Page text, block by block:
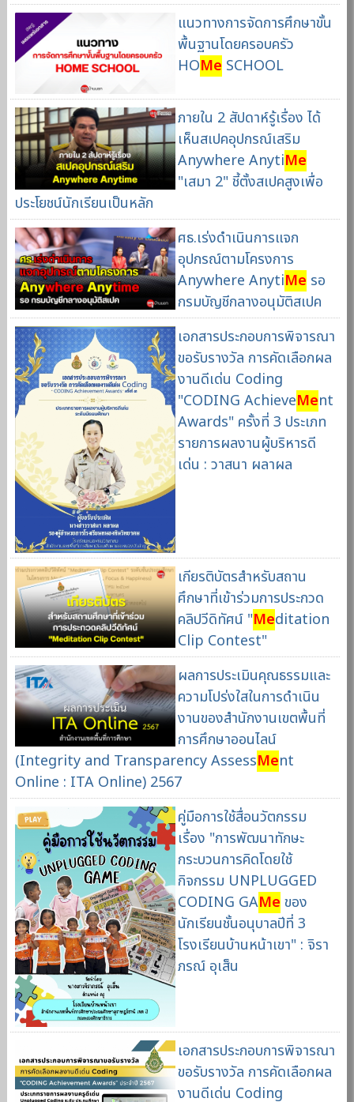
แนวทางการจัดการศึกษาขั้น
พื้นฐานโดยครอบครัว
HOMe SCHOOL
ภายใน 2 สัปดาห์รู้เรื่อง ได้
เห็นสเปคอุปกรณ์เสริม
Anywhere AnytiMe
"เสมา 2" ชี้ตั้งสเปคสูงเพื่อ
ประโยชน์นักเรียนเป็นหลัก
ศธ.เร่งดำเนินการแจก
อุปกรณ์ตามโครงการ
Anywhere AnytiMe รอ
กรมบัญชีกลางอนุมัติสเปค
เอกสารประกอบการพิจารณา
ขอรับรางวัล การคัดเลือกผล
งานดีเด่น Coding
"CODING AchieveMent
Awards" ครั้งที่ 3 ประเภท
รายการผลงานผู้บริหารดี
เด่น : วาสนา ผลาผล
เกียรติบัตรสำหรับสถาน
ศึกษาที่เข้าร่วมการประกวด
คลิปวีดิทัศน์ "Meditation
Clip Contest"
ผลการประเมินคุณธรรมและ
ความโปร่งใสในการดำเนิน
งานของสำนักงานเขตพื้นที่
การศึกษาออนไลน์
(Integrity and Transparency AssessMent
Online : ITA Online) 2567
คู่มือการใช้สื่อนวัตกรรม
เรื่อง "การพัฒนาทักษะ
กระบวนการคิดโดยใช้
กิจกรรม UNPLUGGED
CODING GAMe ของ
นักเรียนชั้นอนุบาลปีที่ 3
โรงเรียนบ้านหน้าเขา" : จิรา
ภรณ์ อุเส็น
เอกสารประกอบการพิจารณา
ขอรับรางวัล การคัดเลือกผล
งานดีเด่น Coding